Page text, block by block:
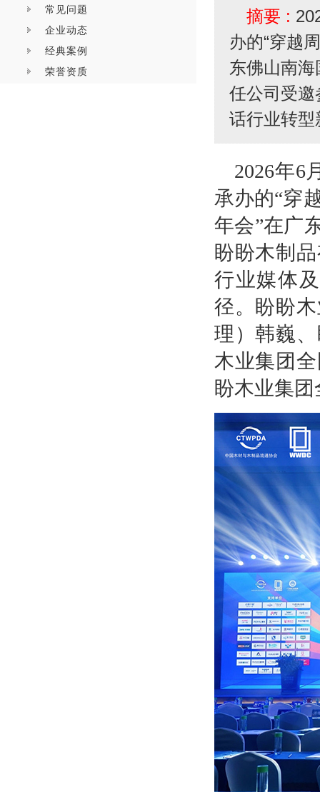
常见问题
企业动态
经典案例
荣誉资质
摘要 :
办的“穿越
东佛山南
任公司受
话行业转
2026年6
承办的“穿
年会”在广
盼盼木制
行业媒体
径。盼盼
理）韩巍
木业集团
盼木业集